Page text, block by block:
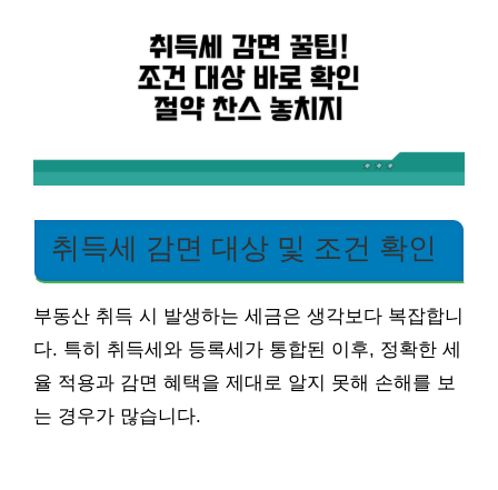
취득세 감면 대상 및 조건 확인
부동산 취득 시 발생하는 세금은 생각보다 복잡합니
다. 특히 취득세와 등록세가 통합된 이후, 정확한 세
율 적용과 감면 혜택을 제대로 알지 못해 손해를 보
는 경우가 많습니다.